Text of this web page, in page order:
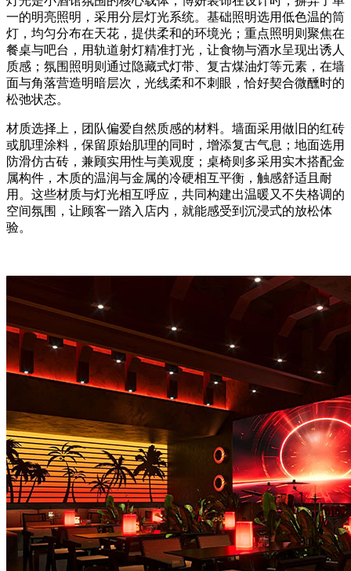
一的明亮照明，采用分层灯光系统。基础照明选用低色温的筒
灯，均匀分布在天花，提供柔和的环境光；重点照明则聚焦在
餐桌与吧台，用轨道射灯精准打光，让食物与酒水呈现出诱人
质感；氛围照明则通过隐藏式灯带、复古煤油灯等元素，在墙
面与角落营造明暗层次，光线柔和不刺眼，恰好契合微醺时的
松弛状态。
材质选择上，团队偏爱自然质感的材料。墙面采用做旧的红砖
或肌理涂料，保留原始肌理的同时，增添复古气息；地面选用
防滑仿古砖，兼顾实用性与美观度；桌椅则多采用实木搭配金
属构件，木质的温润与金属的冷硬相互平衡，触感舒适且耐
用。这些材质与灯光相互呼应，共同构建出温暖又不失格调的
空间氛围，让顾客一踏入店内，就能感受到沉浸式的放松体
验。